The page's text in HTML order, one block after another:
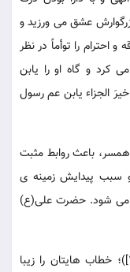
عشق می ورزید و
احترام را توأماً در نظر
کرد و گاه او را یابن
الجزاء یابن عم رسول
همسر، باعث روابط مثبت
سبب پیدایش زمینه ی
می شود. حضرت علی(ع)
اجملوا فی الخطاب، تسمعوا جمیل الجواب([21])؛ خطاب هایتان را زیبا